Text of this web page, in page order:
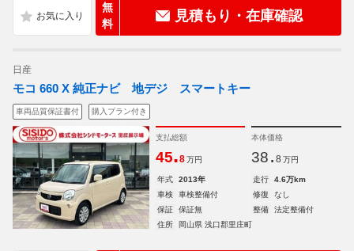
無
料
見積もり・在庫確認
日産
モコ 660 X 純正ナビ 地デジ スマートキー
車両品質保証書付 購入プラン付き
支払総額
45.8 万円
本体価格
38. 8 万円
年式 2013年 走行
4.6万km
車検
車検整備付 修復
なし
保証
保証無 整備
法定整備付
住所
岡山県 浅口郡里庄町